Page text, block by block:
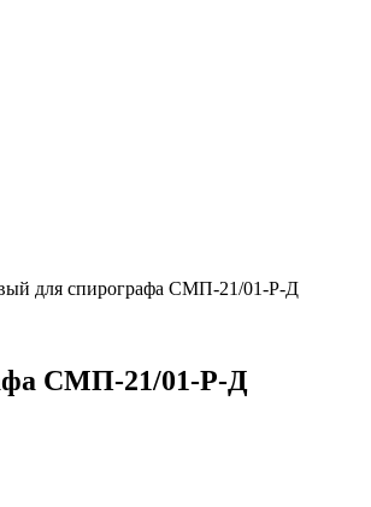
для спирографа СМП-21/01-Р-Д
СМП-21/01-Р-Д